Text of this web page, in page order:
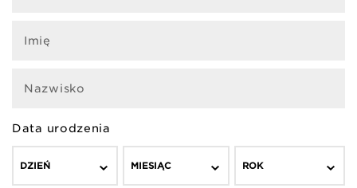
Imię
Nazwisko
Data urodzenia
DZIEŃ MIESIĄC ROK